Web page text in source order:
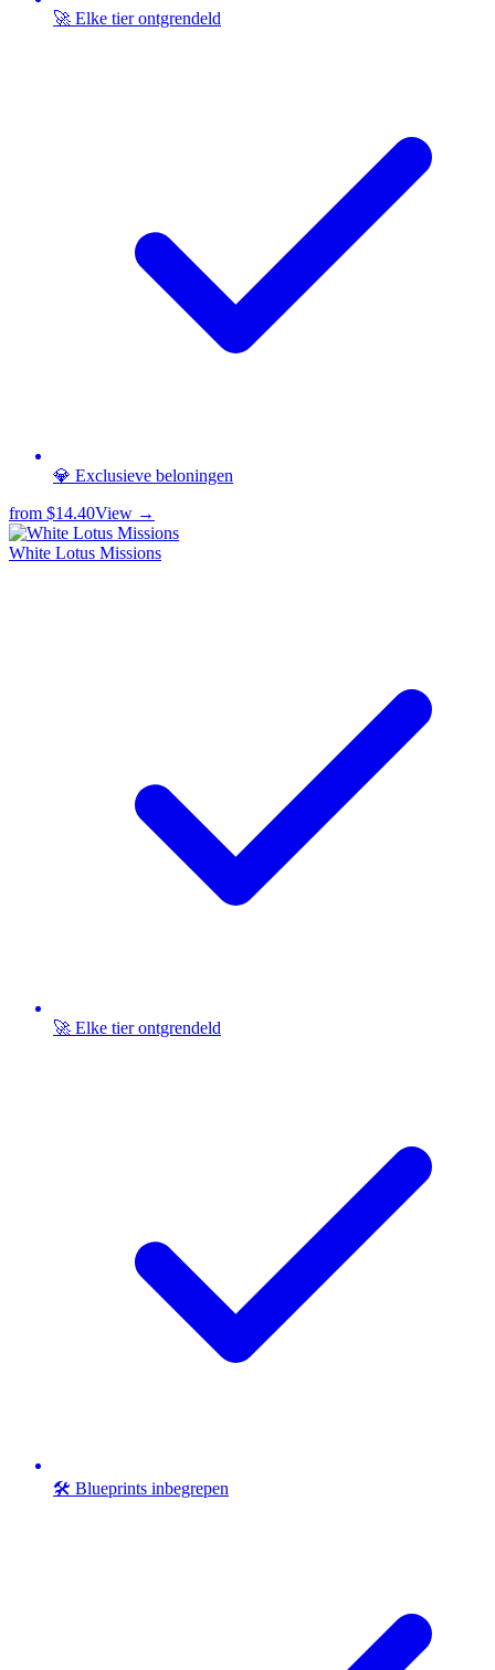
🚀 Elke tier ontgrendeld
💎 Exclusieve beloningen
from $14.40View →
White Lotus Missions
🚀 Elke tier ontgrendeld
🛠️ Blueprints inbegrepen